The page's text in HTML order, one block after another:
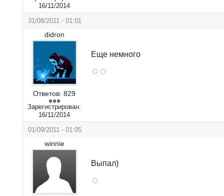
16/11/2014
31/08/2011 - 01:01
didron
Ответов: 829
Зарегистрирован:
16/11/2014
Еще немного
01/09/2011 - 01:05
winnie
Выпал)